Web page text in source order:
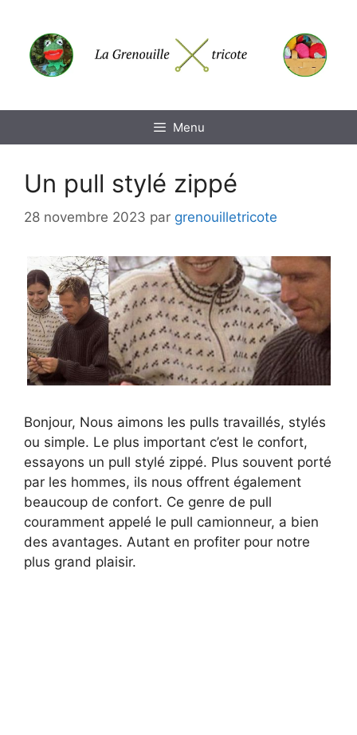
contenu
Menu
Un pull stylé zippé
28 novembre 2023 par grenouilletricote
Bonjour, Nous aimons les pulls travaillés, stylés
ou simple. Le plus important c’est le confort,
essayons un pull stylé zippé. Plus souvent porté
par les hommes, ils nous offrent également
beaucoup de confort. Ce genre de pull
couramment appelé le pull camionneur, a bien
des avantages. Autant en profiter pour notre
plus grand plaisir.